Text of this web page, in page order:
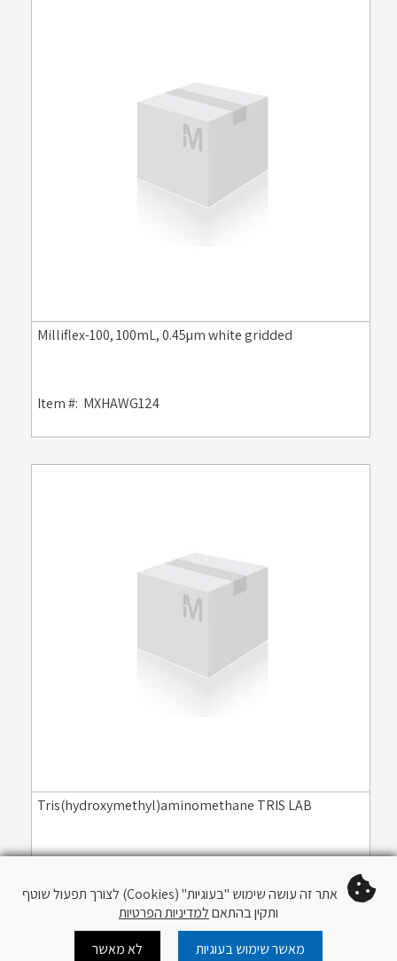
Milliflex-100, 100mL, 0.45µm white gridded
Item #: MXHAWG124
Tris(hydroxymethyl)aminomethane TRIS LAB
אתר זה עושה שימוש "בעוגיות" (Cookies) לצורך תפעול שוטף
ותקין בהתאםלמדיניות הפרטיות
מאשר שימוש בעוגיות
לא מאשר